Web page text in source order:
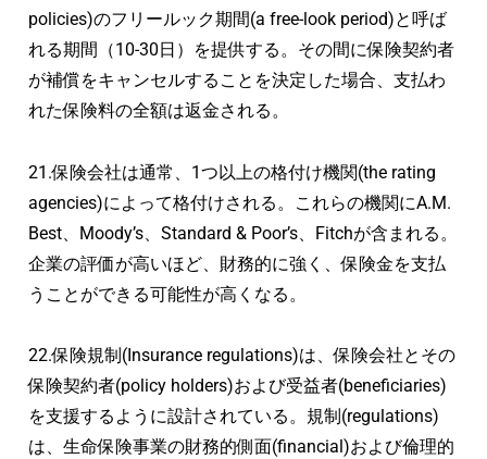
policies)のフリールック期間(a free-look period)と呼ば
れる期間（10-30日）を提供する。その間に保険契約者
が補償をキャンセルすることを決定した場合、支払わ
れた保険料の全額は返金される。
21.保険会社は通常、1つ以上の格付け機関(the rating
agencies)によって格付けされる。これらの機関にA.M.
Best、Moody’s、Standard & Poor’s、Fitchが含まれる。
企業の評価が高いほど、財務的に強く、保険金を支払
うことができる可能性が高くなる。
22.保険規制(Insurance regulations)は、保険会社とその
保険契約者(policy holders)および受益者(beneficiaries)
を支援するように設計されている。規制(regulations)
は、生命保険事業の財務的側面(financial)および倫理的